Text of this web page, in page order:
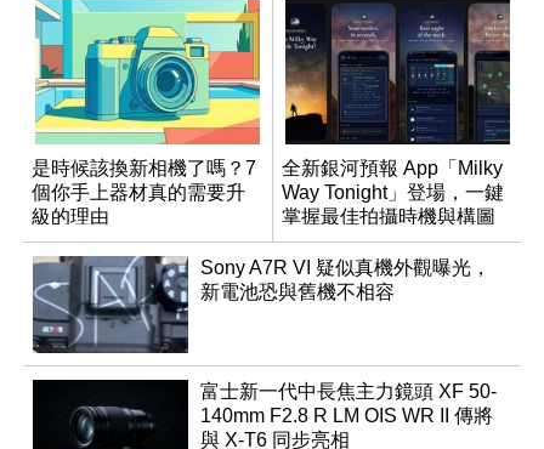
是時候該換新相機了嗎？7
個你手上器材真的需要升
級的理由
全新銀河預報 App「Milky
Way Tonight」登場，一鍵
掌握最佳拍攝時機與構圖
Sony A7R VI 疑似真機外觀曝光，
新電池恐與舊機不相容
富士新一代中長焦主力鏡頭 XF 50-
140mm F2.8 R LM OIS WR II 傳將
與 X-T6 同步亮相